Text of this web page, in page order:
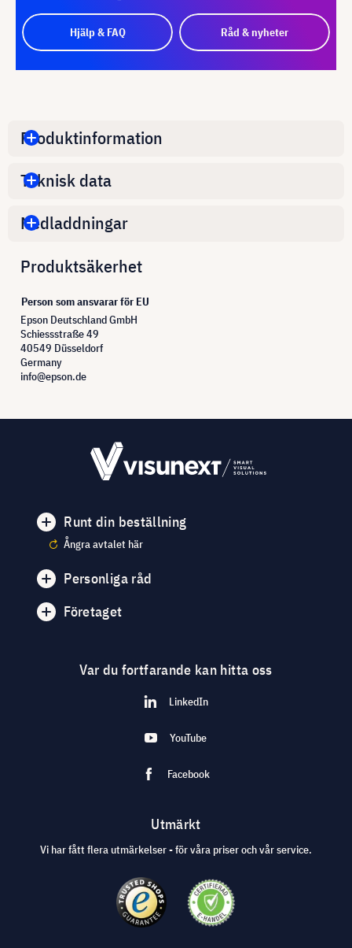
Hjälp & FAQ Råd & nyheter
Produktinformation
Teknisk data
Nedladdningar
Produktsäkerhet
Person som ansvarar för EU
Epson Deutschland GmbH
Schiessstraße 49
40549 Düsseldorf
Germany
info@epson.de
Runt din beställning
Ångra avtalet här
Personliga råd
Företaget
Var du fortfarande kan hitta oss
LinkedIn
YouTube
Facebook
Utmärkt
Vi har fått flera utmärkelser - för våra priser och vår service.